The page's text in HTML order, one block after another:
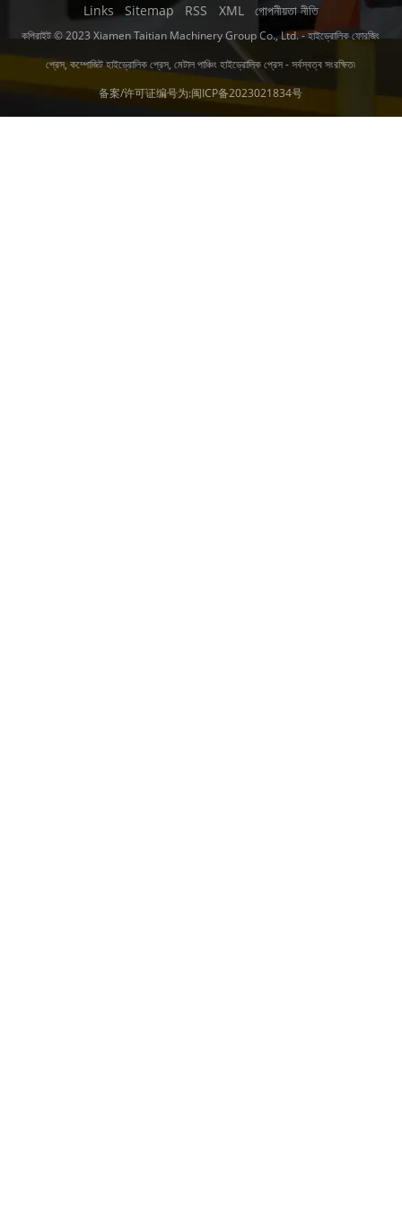
Links Sitemap RSS XML গোপনীয়তা নীতি
কপিরাইট © 2023 Xiamen Taitian Machinery Group Co., Ltd. - হাইড্রোলিক ফোরজিং
প্রেস, কম্পোজিট হাইড্রোলিক প্রেস, মেটাল পাঞ্চিং হাইড্রোলিক প্রেস - সর্বস্বত্ব সংরক্ষিত৷
备案/许可证编号为:闽ICP备2023021834号